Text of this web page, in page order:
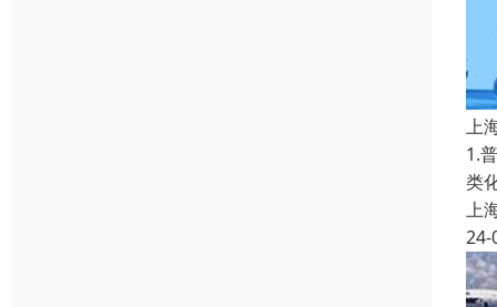
上
1.
类
上
24-